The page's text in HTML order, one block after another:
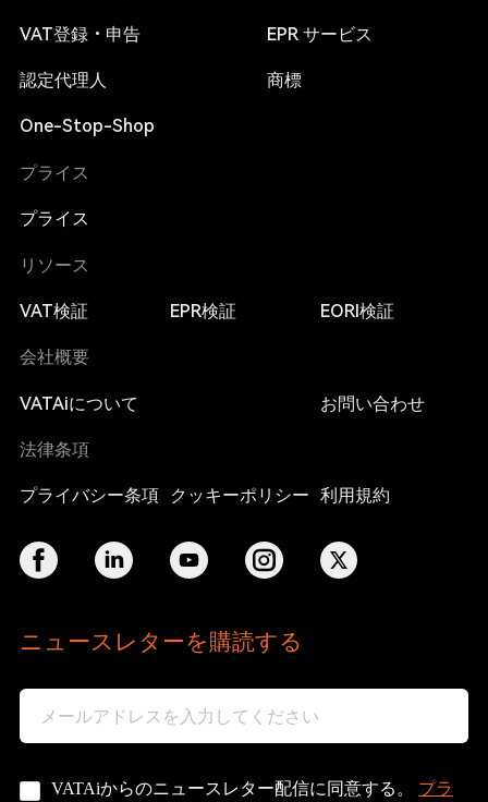
VAT登録・申告 EPR サービス
認定代理人 商標
One-Stop-Shop
プライス
プライス
リソース
VAT検証 EPR検証 EORI検証
会社概要
VATAiについて お問い合わせ
法律条項
プライバシー条項 クッキーポリシー 利用規約
ニュースレターを購読する
VATAiからのニュースレター配信に同意する。 プラ